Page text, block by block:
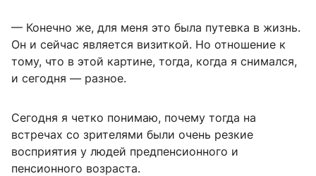
— Конечно же, для меня это была путевка в жизнь.
Он и сейчас является визиткой. Но отношение к
тому, что в этой картине, тогда, когда я снимался,
и сегодня — разное.
Сегодня я четко понимаю, почему тогда на
встречах со зрителями были очень резкие
восприятия у людей предпенсионного и
пенсионного возраста.